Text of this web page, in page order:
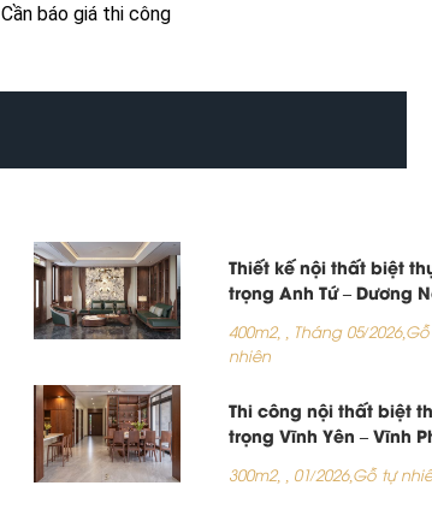
Cần báo giá thi công
Thiết kế nội thất biệt
trọng Anh Tứ – Dương
400m2, Tháng 05/2026,
nhiên
Thi công nội thất biệt
trọng Vĩnh Yên – Vĩnh
300m2, 01/2026,Gỗ tự